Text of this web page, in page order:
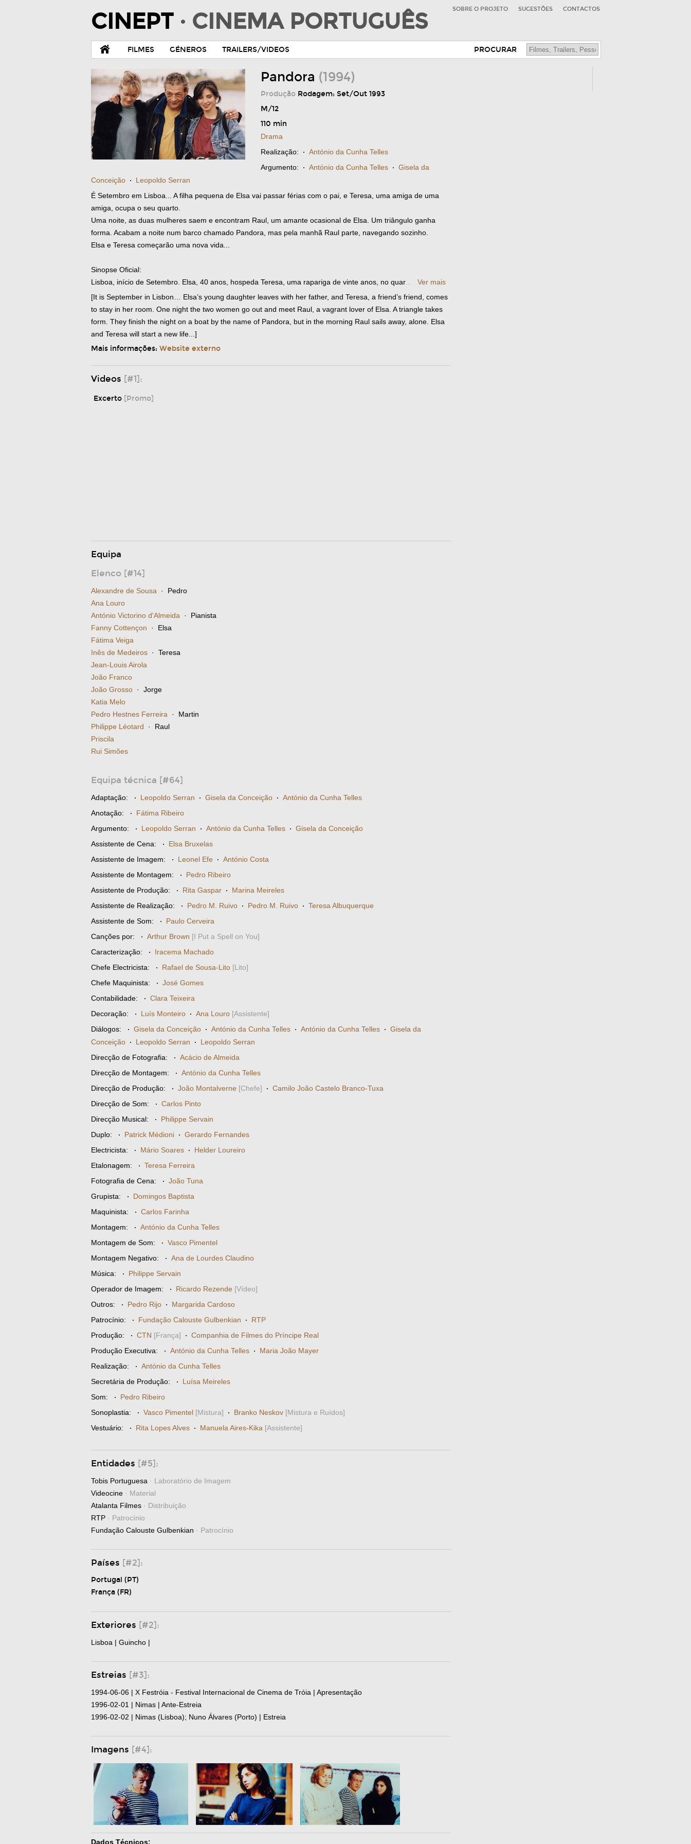
CINEPT · CINEMA PORTUGUÊS SOBRE O PROJETO SUGESTÕES CONTACTOS
FILMES GÉNEROS TRAILERS/VIDEOS PROCURAR
Pandora (1994)
Produção Rodagem: Set/Out 1993
M/12
110 min
Drama
Realização: · António da Cunha Telles
Argumento: · António da Cunha Telles · Gisela da
Conceição · Leopoldo Serran
É Setembro em Lisboa... A filha pequena de Elsa vai passar férias com o pai, e Teresa, uma amiga de uma
amiga, ocupa o seu quarto.
Uma noite, as duas mulheres saem e encontram Raul, um amante ocasional de Elsa. Um triângulo ganha
forma. Acabam a noite num barco chamado Pandora, mas pela manhã Raul parte, navegando sozinho.
Elsa e Teresa começarão uma nova vida...
Sinopse Oficial:
Lisboa, início de Setembro. Elsa, 40 anos, hospeda Teresa, uma rapariga de vinte anos, no quar...
Ver mais
[It is September in Lisbon… Elsa’s young daughter leaves with her father, and Teresa, a friend’s friend, comes
to stay in her room. One night the two women go out and meet Raul, a vagrant lover of Elsa. A triangle takes
form. They finish the night on a boat by the name of Pandora, but in the morning Raul sails away, alone. Elsa
and Teresa will start a new life...]
Mais informações: Website externo
Videos [#1]:
Excerto [Promo]
Equipa
Elenco [#14]
Alexandre de Sousa · Pedro
Ana Louro
António Victorino d'Almeida · Pianista
Fanny Cottençon · Elsa
Fátima Veiga
Inês de Medeiros · Teresa
Jean-Louis Airola
João Franco
João Grosso · Jorge
Katia Melo
Pedro Hestnes Ferreira · Martin
Philippe Léotard · Raul
Priscila
Rui Simões
Equipa técnica [#64]
Adaptação: · Leopoldo Serran · Gisela da Conceição · António da Cunha Telles
Anotação: · Fátima Ribeiro
Argumento: · Leopoldo Serran · António da Cunha Telles · Gisela da Conceição
Assistente de Cena: · Elsa Bruxelas
Assistente de Imagem: · Leonel Efe · António Costa
Assistente de Montagem: · Pedro Ribeiro
Assistente de Produção: · Rita Gaspar · Marina Meireles
Assistente de Realização: · Pedro M. Ruivo · Pedro M. Ruivo · Teresa Albuquerque
Assistente de Som: · Paulo Cerveira
Canções por: · Arthur Brown [I Put a Spell on You]
Caracterização: · Iracema Machado
Chefe Electricista: · Rafael de Sousa-Lito [Lito]
Chefe Maquinista: · José Gomes
Contabilidade: · Clara Teixeira
Decoração: · Luís Monteiro · Ana Louro [Assistente]
Diálogos: · Gisela da Conceição · António da Cunha Telles · António da Cunha Telles · Gisela da
Conceição · Leopoldo Serran · Leopoldo Serran
Direcção de Fotografia: · Acácio de Almeida
Direcção de Montagem: · António da Cunha Telles
Direcção de Produção: · João Montalverne [Chefe] · Camilo João Castelo Branco-Tuxa
Direcção de Som: · Carlos Pinto
Direcção Musical: · Philippe Servain
Duplo: · Patrick Médioni · Gerardo Fernandes
Electricista: · Mário Soares · Helder Loureiro
Etalonagem: · Teresa Ferreira
Fotografia de Cena: · João Tuna
Grupista: · Domingos Baptista
Maquinista: · Carlos Farinha
Montagem: · António da Cunha Telles
Montagem de Som: · Vasco Pimentel
Montagem Negativo: · Ana de Lourdes Claudino
Música: · Philippe Servain
Operador de Imagem: · Ricardo Rezende [Vídeo]
Outros: · Pedro Rijo · Margarida Cardoso
Patrocínio: · Fundação Calouste Gulbenkian · RTP
Produção: · CTN [França] · Companhia de Filmes do Príncipe Real
Produção Executiva: · António da Cunha Telles · Maria João Mayer
Realização: · António da Cunha Telles
Secretária de Produção: · Luísa Meireles
Som: · Pedro Ribeiro
Sonoplastia: · Vasco Pimentel [Mistura] · Branko Neskov [Mistura e Ruídos]
Vestuário: · Rita Lopes Alves · Manuela Aires-Kika [Assistente]
Entidades [#5]:
Tobis Portuguesa · Laboratório de Imagem
Videocine · Material
Atalanta Filmes · Distribuição
RTP · Patrocínio
Fundação Calouste Gulbenkian · Patrocínio
Países [#2]:
Portugal (PT)
França (FR)
Exteriores [#2]:
Lisboa | Guincho |
Estreias [#3]:
1994-06-06 | X Festróia - Festival Internacional de Cinema de Tróia | Apresentação
1996-02-01 | Nimas | Ante-Estreia
1996-02-02 | Nimas (Lisboa); Nuno Álvares (Porto) | Estreia
Imagens [#4]:
Dados Técnicos: